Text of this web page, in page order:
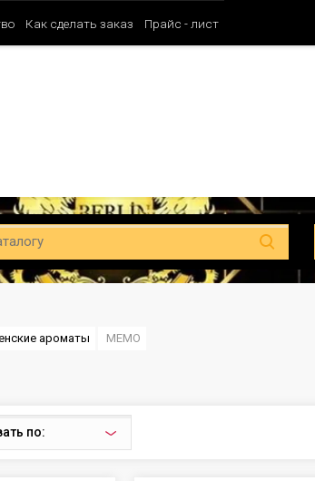
Как сделать заказ Прайс - лист
ароматы MEMO
по: